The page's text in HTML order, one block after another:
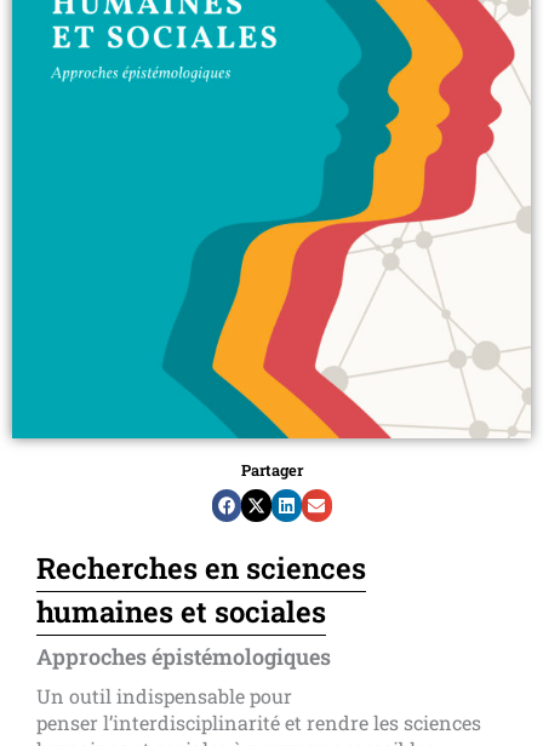
Partager
Recherches en sciences
humaines et sociales
Approches épistémologiques
Un outil indispensable pour
penser l’interdisciplinarité et rendre les sciences